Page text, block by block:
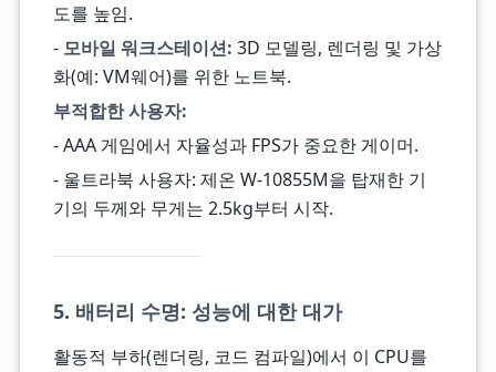
도를 높임.
- 모바일 워크스테이션: 3D 모델링, 렌더링 및 가상
화(예: VM웨어)를 위한 노트북.
부적합한 사용자:
- AAA 게임에서 자율성과 FPS가 중요한 게이머.
- 울트라북 사용자: 제온 W-10855M을 탑재한 기
기의 두께와 무게는 2.5kg부터 시작.
5. 배터리 수명: 성능에 대한 대가
활동적 부하(렌더링, 코드 컴파일)에서 이 CPU를